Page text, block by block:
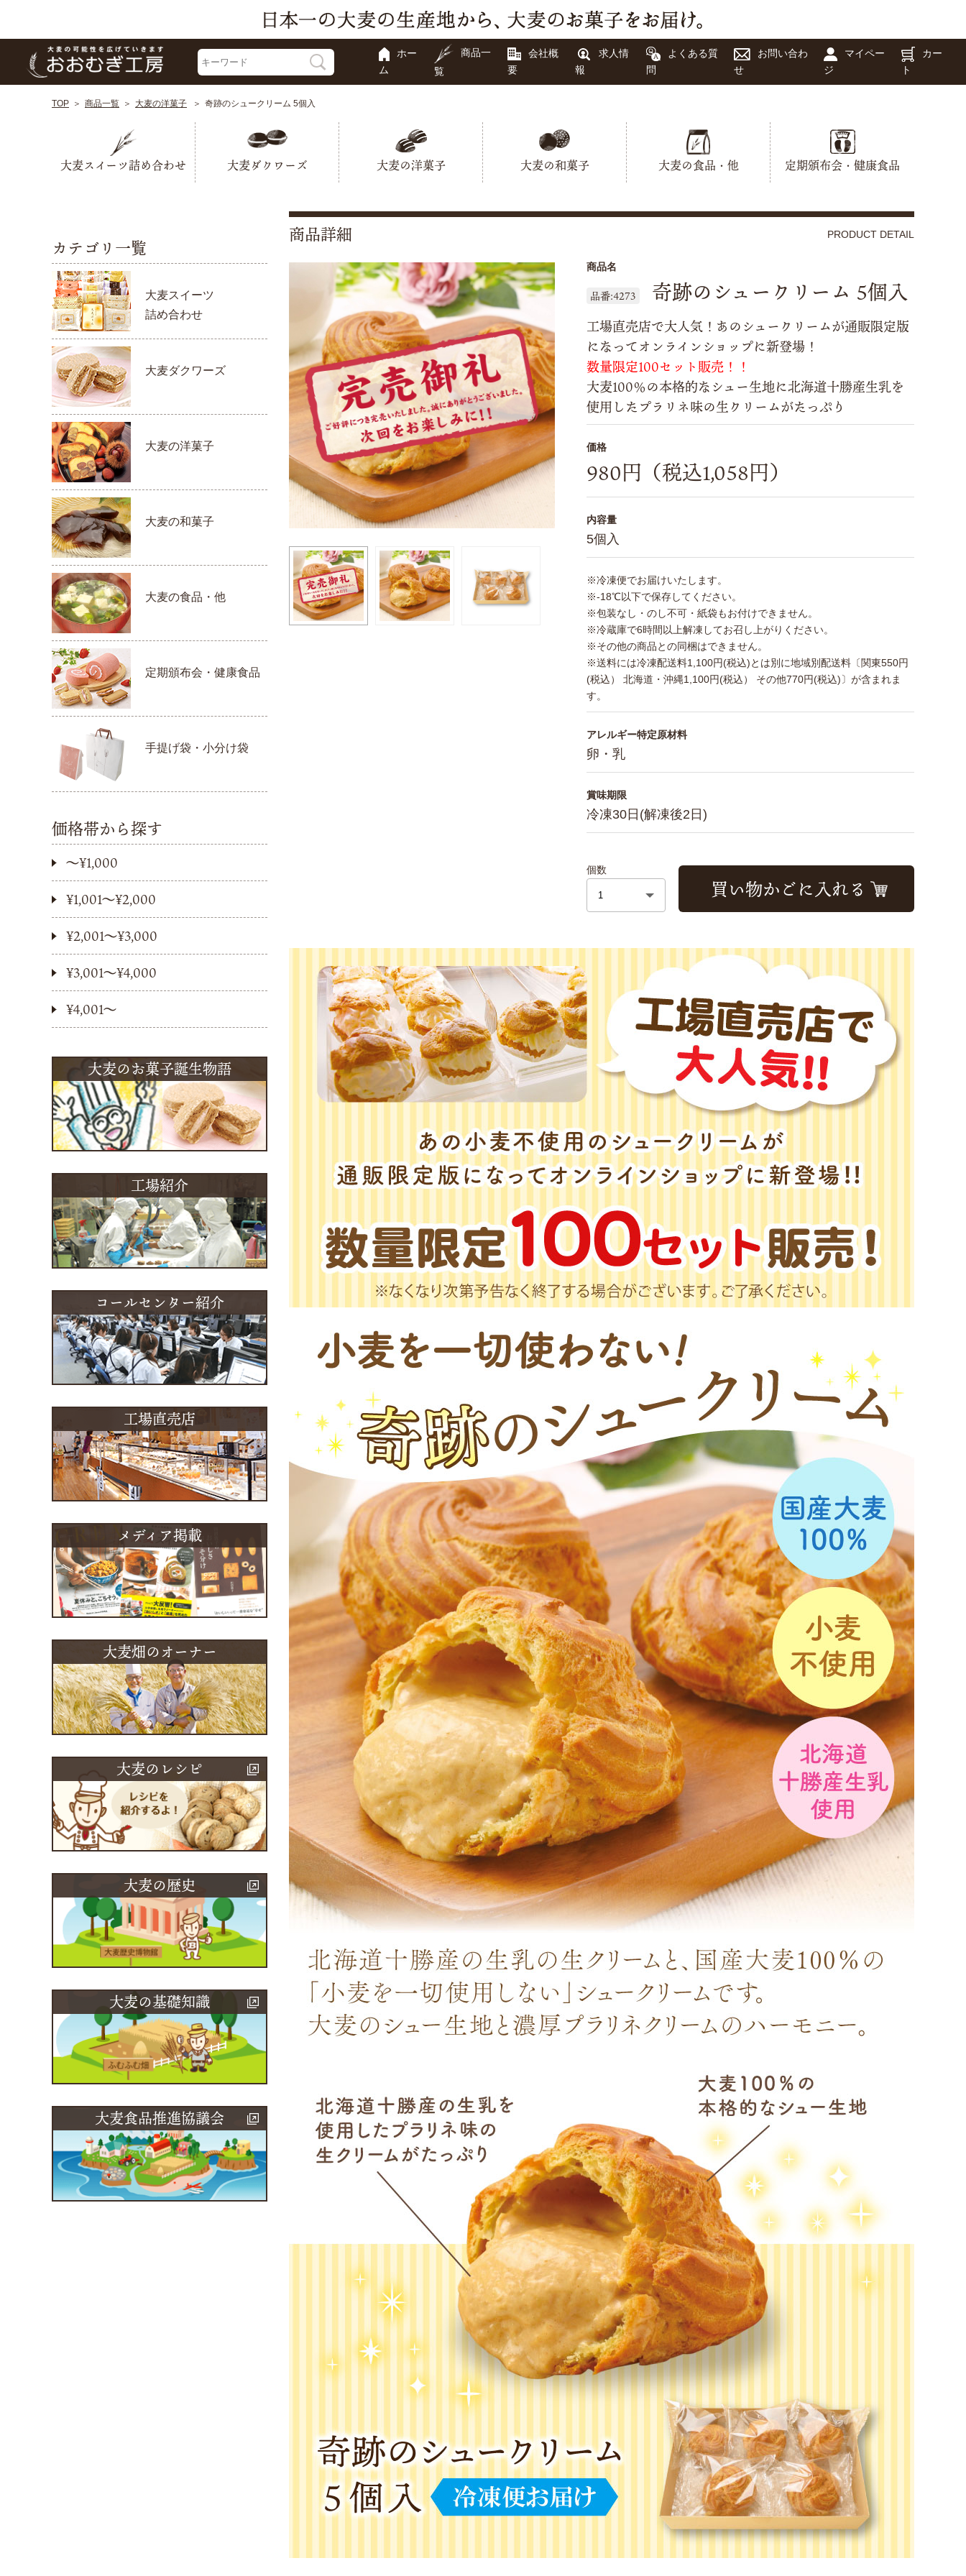
ホー
ム
商品一
覧
会社概
要
求人情
報
よくある質
問
お問い合わ
せ
マイペー
ジ
カー
ト
TOP 商品一覧 大麦の洋菓子 奇跡のシュークリーム 5個入
大麦スイーツ詰め合わせ 大麦ダクワーズ 大麦の洋菓子 大麦の和菓子 大麦の食品・他 定期頒布会・健康食品
商品詳細 PRODUCT DETAIL
商品名
品番:4273 奇跡のシュークリーム 5個入
工場直売店で大人気！あのシュークリームが通販限定版
になってオンラインショップに新登場！
数量限定100セット販売！！
大麦100％の本格的なシュー生地に北海道十勝産生乳を
使用したプラリネ味の生クリームがたっぷり
価格
980円（税込1,058円）
内容量
5個入
※冷凍便でお届けいたします。
※-18℃以下で保存してください。
※包装なし・のし不可・紙袋もお付けできません。
※冷蔵庫で6時間以上解凍してお召し上がりください。
※その他の商品との同梱はできません。
※送料には冷凍配送料1,100円(税込)とは別に地域別配送料〔関東550円
(税込） 北海道・沖縄1,100円(税込） その他770円(税込)〕が含まれま
す。
アレルギー特定原材料
卵・乳
賞味期限
冷凍30日(解凍後2日)
個数
カテゴリ一覧
大麦スイーツ
詰め合わせ
大麦ダクワーズ
大麦の洋菓子
大麦の和菓子
大麦の食品・他
定期頒布会・健康食品
手提げ袋・小分け袋
価格帯から探す
〜¥1,000
¥1,001〜¥2,000
¥2,001〜¥3,000
¥3,001〜¥4,000
¥4,001〜
大麦のお菓子誕生物語
工場紹介
コールセンター紹介
工場直売店
メディア掲載
大麦畑のオーナー
大麦のレシピ
大麦の歴史
大麦の基礎知識
大麦食品推進協議会